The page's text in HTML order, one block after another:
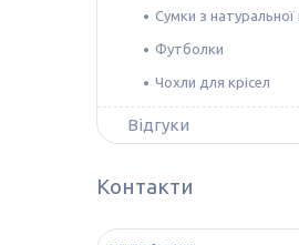
Сумки з натуральної
Футболки
Чохли для крісел
Відгуки
Контакти